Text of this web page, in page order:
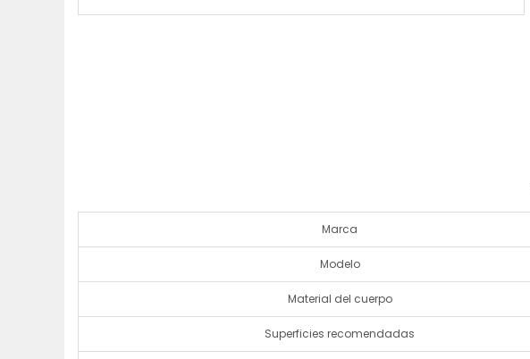
Marca
Modelo
Material del cuerpo
Superficies recomendadas